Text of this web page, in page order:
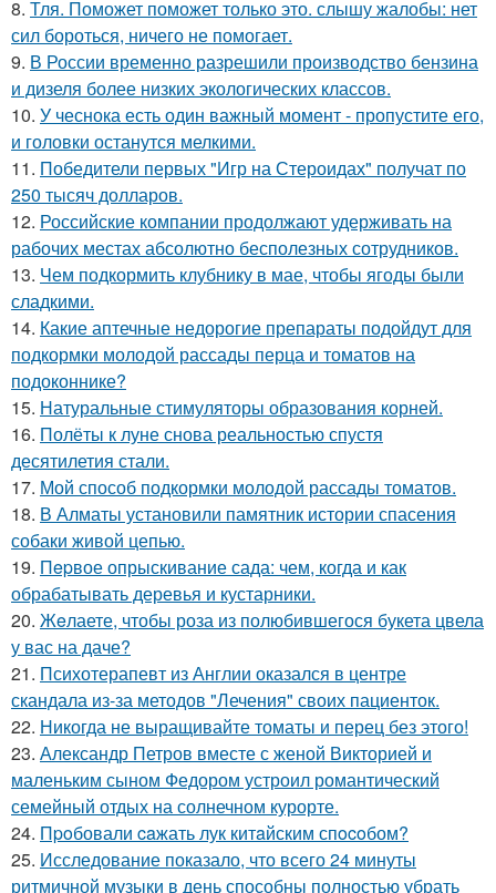
8. Тля. Поможет поможет только это. слышу жалобы: нет
сил бороться, ничего не помогает.
9. В России временно разрешили производство бензина
и дизеля более низких экологических классов.
10. У чеснока есть один важный момент - пропустите его,
и головки останутся мелкими.
11. Победители первых "Игр на Стероидах" получат по
250 тысяч долларов.
12. Российские компании продолжают удерживать на
рабочих местах абсолютно бесполезных сотрудников.
13. Чем подкормить клубнику в мае, чтобы ягоды были
сладкими.
14. Какие аптечные недорогие препараты подойдут для
подкормки молодой рассады перца и томатов на
подоконнике?
15. Натуральные стимуляторы образования корней.
16. Полёты к луне снова реальностью спустя
десятилетия стали.
17. Мой способ подкормки молодой рассады томатов.
18. В Алматы установили памятник истории спасения
собаки живой цепью.
19. Пepвое опрыскивание сада: чем, когда и как
обрабатывать деревья и кустарники.
20. Жeлаете, чтобы роза из полюбившегося букета цвела
у вас на даче?
21. Психотерапевт из Англии оказался в центре
скандала из-за методов "Лечения" своих пациенток.
22. Никогда не выращивайте томаты и перец без этого!
23. Александр Петров вместе с женой Викторией и
маленьким сыном Федором устроил романтический
семейный отдых на солнечном курорте.
24. Пpoбовали caжать лук китaйским спocoбом?
25. Исследование показало, что всего 24 минуты
ритмичной музыки в день способны полностью убрать